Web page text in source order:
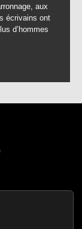
aux
écrivains ont
d’hommes